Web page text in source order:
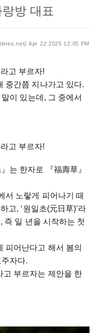
방 대표
Apr 22 2025 12:05 PM
고 부르자!
중간쯤 지나가고 있다.
이 있는데, 그 중에서
고 부르자!
는 한자로 『福壽草』
서 노랗게 피어나기 때
고, ‘원일초(元日草)’라
즉 일 년을 시작하는 첫
피어난다고 해서 봄의
자다.
고 부르자는 제안을 한